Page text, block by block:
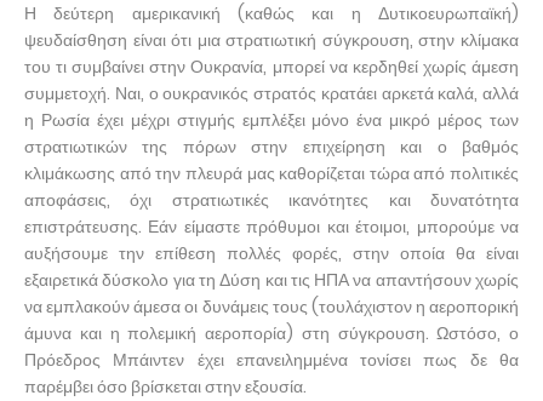
Η δεύτερη αμερικανική (καθώς και η Δυτικοευρωπαϊκή)
ψευδαίσθηση είναι ότι μια στρατιωτική σύγκρουση, στην κλίμακα
του τι συμβαίνει στην Ουκρανία, μπορεί να κερδηθεί χωρίς άμεση
συμμετοχή. Ναι, ο ουκρανικός στρατός κρατάει αρκετά καλά, αλλά
η Ρωσία έχει μέχρι στιγμής εμπλέξει μόνο ένα μικρό μέρος των
στρατιωτικών της πόρων στην επιχείρηση και ο βαθμός
κλιμάκωσης από την πλευρά μας καθορίζεται τώρα από πολιτικές
αποφάσεις, όχι στρατιωτικές ικανότητες και δυνατότητα
επιστράτευσης. Εάν είμαστε πρόθυμοι και έτοιμοι, μπορούμε να
αυξήσουμε την επίθεση πολλές φορές, στην οποία θα είναι
εξαιρετικά δύσκολο για τη Δύση και τις ΗΠΑ να απαντήσουν χωρίς
να εμπλακούν άμεσα οι δυνάμεις τους (τουλάχιστον η αεροπορική
άμυνα και η πολεμική αεροπορία) στη σύγκρουση. Ωστόσο, ο
Πρόεδρος Μπάιντεν έχει επανειλημμένα τονίσει πως δε θα
παρέμβει όσο βρίσκεται στην εξουσία.